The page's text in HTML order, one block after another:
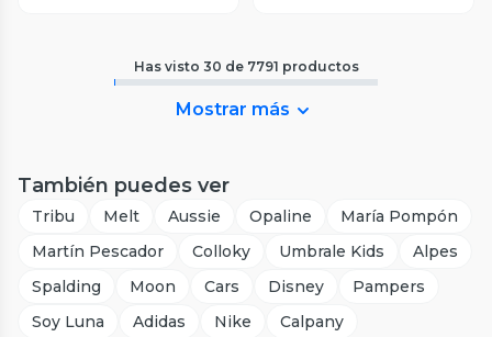
Has visto 30 de 7791 productos
Mostrar más
También puedes ver
Tribu Melt Aussie Opaline
María Pompón
Martín Pescador
Colloky Umbrale Kids
Alpes
Spalding
Moon Cars Disney
Pampers
Soy Luna
Adidas Nike
Calpany